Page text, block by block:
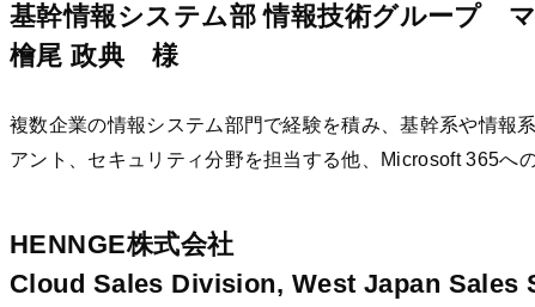
基幹情報システム部 情報技術グループ
檜尾 政典 様
複数企業の情報システム部門で経験を積み、基幹系や情報
アント、セキュリティ分野を担当する他、Microsoft 365へ
HENNGE株式会社
Cloud Sales Division, West Japan Sales